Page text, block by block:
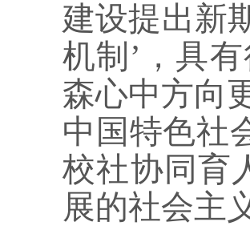
建设提出新
机制’，具
森心中方向
中国特色社
校社协同育
展的社会主